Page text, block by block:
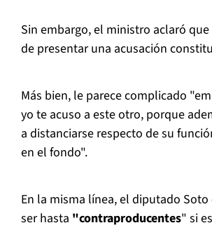
Sin embargo, el ministro aclaró
de presentar una acusación
Más bien, le parece complicado
yo te acuso a este otro, porque
a distanciarse respecto de su
en el fondo".
En la misma línea, el diputado
ser hasta "contraproducentes" si